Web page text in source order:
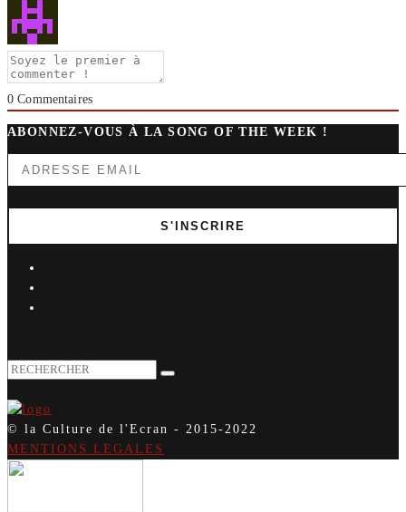
0 Commentaires
ABONNEZ-VOUS À LA SONG OF THE WEEK !
© la Culture de l'Ecran - 2015-2022
MENTIONS LEGALES